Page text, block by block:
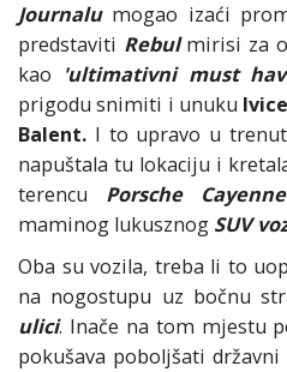
Journalu mogao izaći
predstaviti Rebulmirisi za
kao 'ultimativni must
prigodu snimiti i unuku
Balent. I to upravo u
napuštala tu lokaciju i
terencu Porsche Cayenne
maminog lukusznog SUV
Oba su vozila, treba li to
na nogostupu uz bočnu
ulici. Inače na tom mjestu
pokušava poboljšati